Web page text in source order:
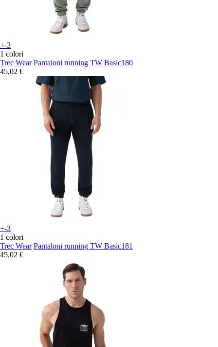
+-3
1 colori
Trec Wear Pantaloni running TW Basic180
45,02 €
+-3
1 colori
Trec Wear Pantaloni running TW Basic181
45,02 €